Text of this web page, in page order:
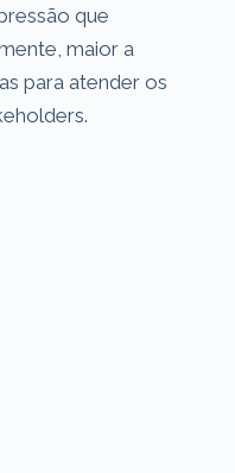
que
maior a
para atender os